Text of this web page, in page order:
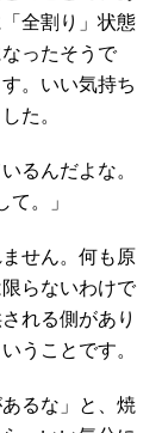
全割り」状態
ったそうで
。いい気持ち
た。
るんだよな。
。」
せん。何も原
らないわけで
れる側があり
うことです。
るな」と、焼